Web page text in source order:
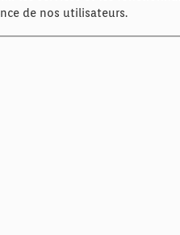
de nos utilisateurs.